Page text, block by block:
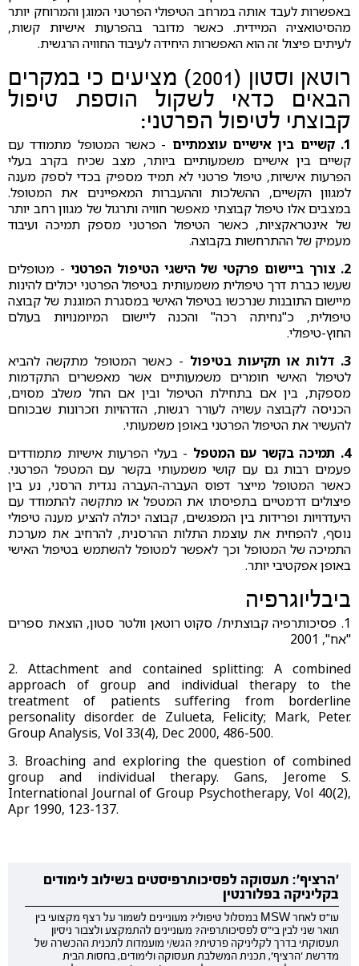
באפשרות לעבד אותה במרחב הטיפולי הפרטני המוגן והמרוחק יותר
מהסיטואציה המיידית. כאשר מדובר בהפרעות אישיות קשות,
לעיתים פיצול זה הוא האפשרות היחידה לעיבוד החוויה הרגשית.
רוטאן וסטון (2001) מציעים כי במקרים
הבאים כדאי לשקול הוספת טיפול
קבוצתי לטיפול הפרטני:
1. קשיים בין אישיים עוצמתיים
- כאשר המטופל מתמודד עם
קשיים בין אישיים משמעותיים ביותר, מצב שכיח בקרב בעלי
הפרעות אישיות, טיפול פרטני לא תמיד מספיק בכדי לספק מענה
למגוון הקשיים, ההשלכות וההעברות המאפיינים את המטופל.
במצבים אלו טיפול קבוצתי מאפשר חוויה ותרגול של מגוון רחב יותר
של אינטראקציות, כאשר הטיפול הפרטני מספק תמיכה ועיבוד
מעמיק של ההתרחשות בקבוצה.
2. צורך ביישום פרקטי של הישגי הטיפול הפרטני
- מטופלים
שעשו כברת דרך טיפולית משמעותית בטיפול הפרטני יכולים להינות
מיישום התובנות שנרכשו בטיפול האישי במסגרת המוגנת של קבוצה
טיפולית, כ"נחיתה רכה" והכנה ליישום המיומנויות בעולם
החוץ-טיפולי.
3. דלות או תקיעות בטיפול
- כאשר המטופל מתקשה להביא
לטיפול האישי חומרים משמעותיים אשר מאפשרים התקדמות
מספקת, בין אם בתחילת הטיפול ובין אם החל משלב מסוים,
הכניסה לקבוצה עשויה לעורר רגשות, הזדהויות וזכרונות שבכוחם
להעשיר את הטיפול הפרטני באופן משמעותי.
4. תמיכה בקשר עם המטפל
- בעלי הפרעות אישיות מתמודדים
פעמים רבות גם עם קושי משמעותי בקשר עם המטפל הפרטני.
כאשר המטופל מייצר דפוס העברה-העברה נגדית הרסני, נע בין
פיצולים דרמטיים בתפיסתו את המטפל או מתקשה להתמודד עם
היעדרויות ופרידות בין המפגשים, קבוצה יכולה להציע מענה טיפולי
נוסף, להפחית את עוצמת התלות ההרסנית, להרחיב את מערכת
התמיכה של המטופל וכך לאפשר למטופל להשתמש בטיפול האישי
באופן אפקטיבי יותר.
ביבליוגרפיה
1. פסיכותרפיה קבוצתית/ סקוט רוטאן וולטר סטון, הוצאת ספרים
"אח", 2001
2. Attachment and contained splitting: A combined
approach of group and individual therapy to the
treatment of patients suffering from borderline
personality disorder. de Zulueta, Felicity; Mark, Peter.
Group Analysis, Vol 33(4), Dec 2000, 486-500.
3. Broaching and exploring the question of combined
group and individual therapy. Gans, Jerome S.
International Journal of Group Psychotherapy, Vol 40(2),
Apr 1990, 123-137.
'הרציף': תעסוקה לפסיכותרפיסטים בשילוב לימודים
בקליניקה בפלורנטין
עו"ס לאחר MSW במסלול טיפולי? מעוניינים לשמור על רצף מקצועי בין
תואר שני לבין בי"ס לפסיכותרפיה? מעוניינים להתמקצע ולצבור ניסיון
תעסוקתי בדרך לקליניקה פרטית? הגש/י מועמדות לתכנית ההכשרה של
מדרשת 'הרציף', תכנית המשלבת תעסוקה ולימודים, בחסות הבית